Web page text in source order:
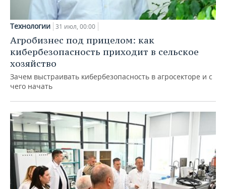
Технологии 31 июл, 00:00
Агробизнес под прицелом: как
кибербезопасность приходит в сельское
хозяйство
Зачем выстраивать кибербезопасность в агросекторе и с
чего начать